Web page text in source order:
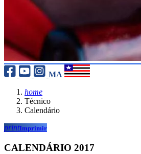
MA
home
Técnico
Calendário
printImprimir
CALENDÁRIO 2017